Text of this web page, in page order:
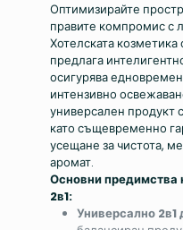
Оптимизирайте
правите компромис с
Хотелската козметика
предлага
осигурява
интензивно
универсален продукт
като същевременно
усещане за чистота,
аромат.
Основни предимства
2в1:
Универсално 2в1